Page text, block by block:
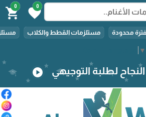
▼
0
favorite
0
shopping_cart
محدودة مستلزمات القطط والكلاب
لطلبة التوجيهي play_circle